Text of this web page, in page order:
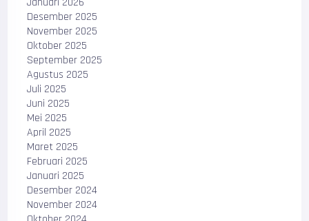
Desember 2025
November 2025
Oktober 2025
September 2025
Agustus 2025
Juli 2025
Juni 2025
Mei 2025
April 2025
Maret 2025
Februari 2025
Januari 2025
Desember 2024
November 2024